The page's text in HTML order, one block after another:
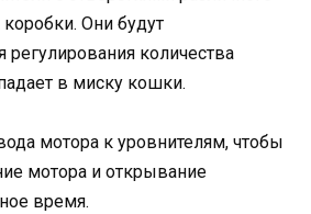
Они будут
регулирования количества
в миску кошки.
мотора к уровнителям, чтобы
мотора и открывание
время.